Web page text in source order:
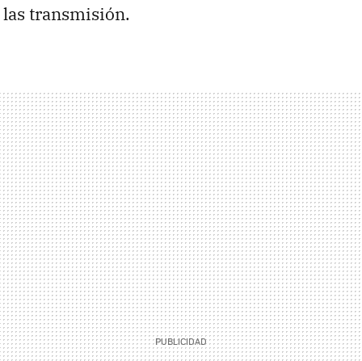
transmisión.